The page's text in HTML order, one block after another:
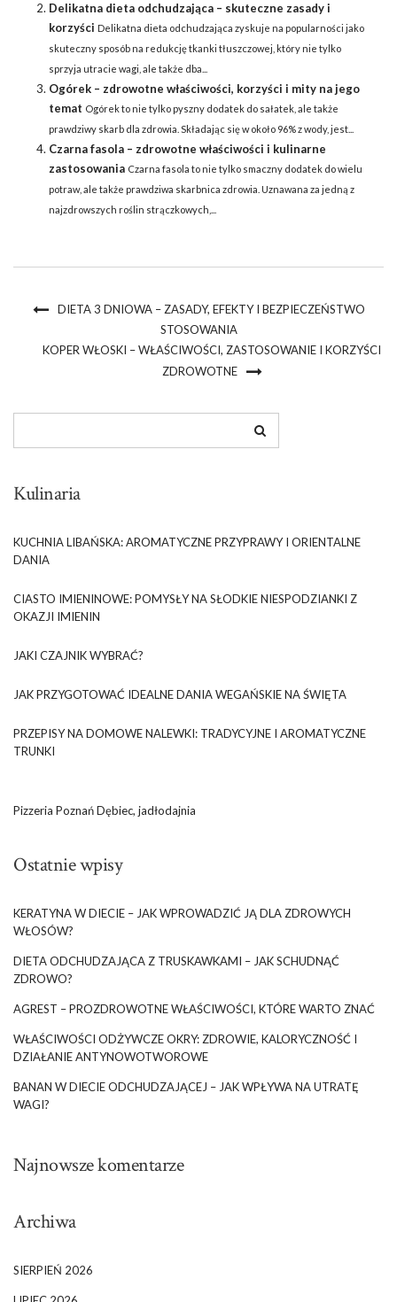
Delikatna dieta odchudzająca – skuteczne zasady i
korzyści Delikatna dieta odchudzająca zyskuje na popularności jako
skuteczny sposób na redukcję tkanki tłuszczowej, który nie tylko
sprzyja utracie wagi, ale także dba...
Ogórek – zdrowotne właściwości, korzyści i mity na jego
temat Ogórek to nie tylko pyszny dodatek do sałatek, ale także
prawdziwy skarb dla zdrowia. Składając się w około 96% z wody, jest...
Czarna fasola – zdrowotne właściwości i kulinarne
zastosowania Czarna fasola to nie tylko smaczny dodatek do wielu
potraw, ale także prawdziwa skarbnica zdrowia. Uznawana za jedną z
najzdrowszych roślin strączkowych,...
DIETA 3 DNIOWA – ZASADY, EFEKTY I BEZPIECZEŃSTWO
STOSOWANIA
KOPER WŁOSKI – WŁAŚCIWOŚCI, ZASTOSOWANIE I KORZYŚCI
ZDROWOTNE
Kulinaria
KUCHNIA LIBAŃSKA: AROMATYCZNE PRZYPRAWY I ORIENTALNE
DANIA
CIASTO IMIENINOWE: POMYSŁY NA SŁODKIE NIESPODZIANKI Z
OKAZJI IMIENIN
JAKI CZAJNIK WYBRAĆ?
JAK PRZYGOTOWAĆ IDEALNE DANIA WEGAŃSKIE NA ŚWIĘTA
PRZEPISY NA DOMOWE NALEWKI: TRADYCYJNE I AROMATYCZNE
TRUNKI
Pizzeria Poznań Dębiec, jadłodajnia
Ostatnie wpisy
KERATYNA W DIECIE – JAK WPROWADZIĆ JĄ DLA ZDROWYCH
WŁOSÓW?
DIETA ODCHUDZAJĄCA Z TRUSKAWKAMI – JAK SCHUDNĄĆ
ZDROWO?
AGREST – PROZDROWOTNE WŁAŚCIWOŚCI, KTÓRE WARTO ZNAĆ
WŁAŚCIWOŚCI ODŻYWCZE OKRY: ZDROWIE, KALORYCZNOŚĆ I
DZIAŁANIE ANTYNOWOTWOROWE
BANAN W DIECIE ODCHUDZAJĄCEJ – JAK WPŁYWA NA UTRATĘ
WAGI?
Najnowsze komentarze
Archiwa
SIERPIEŃ 2026